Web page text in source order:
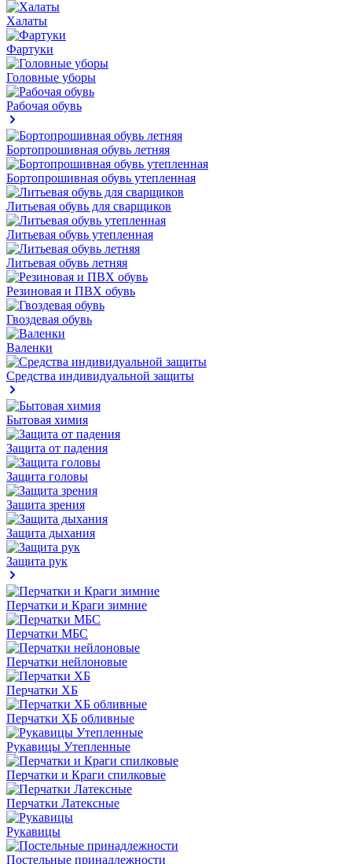
Халаты
Фартуки
Головные уборы
Рабочая обувь
Бортопрошивная обувь летняя
Бортопрошивная обувь утепленная
Литьевая обувь для сварщиков
Литьевая обувь утепленная
Литьевая обувь летняя
Резиновая и ПВХ обувь
Гвоздевая обувь
Валенки
Средства индивидуальной защиты
Бытовая химия
Защита от падения
Защита головы
Защита зрения
Защита дыхания
Защита рук
Перчатки и Краги зимние
Перчатки МБС
Перчатки нейлоновые
Перчатки ХБ
Перчатки ХБ обливные
Рукавицы Утепленные
Перчатки и Краги спилковые
Перчатки Латексные
Рукавицы
Постельные принадлежности